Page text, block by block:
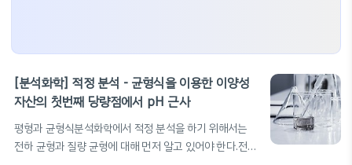
[분석화학] 적정 분석 - 균형식을 이용한 이양성
자산의 첫번째 당량점에서 pH 근사
평형과 균형식분석화학에서 적정 분석을 하기 위해서는
전하 균형과 질량 균형에 대해 먼저 알고 있어야 한다.전체